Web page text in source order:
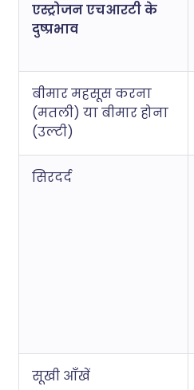
एस्ट्रोजन एचआरटी के
दुष्प्रभाव
बीमार महसूस करना
(मतली) या बीमार होना
(उल्टी)
सिरदर्द
सूखी आँखें